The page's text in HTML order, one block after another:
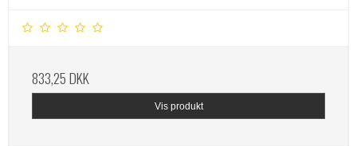
833,25 DKK
Vis produkt